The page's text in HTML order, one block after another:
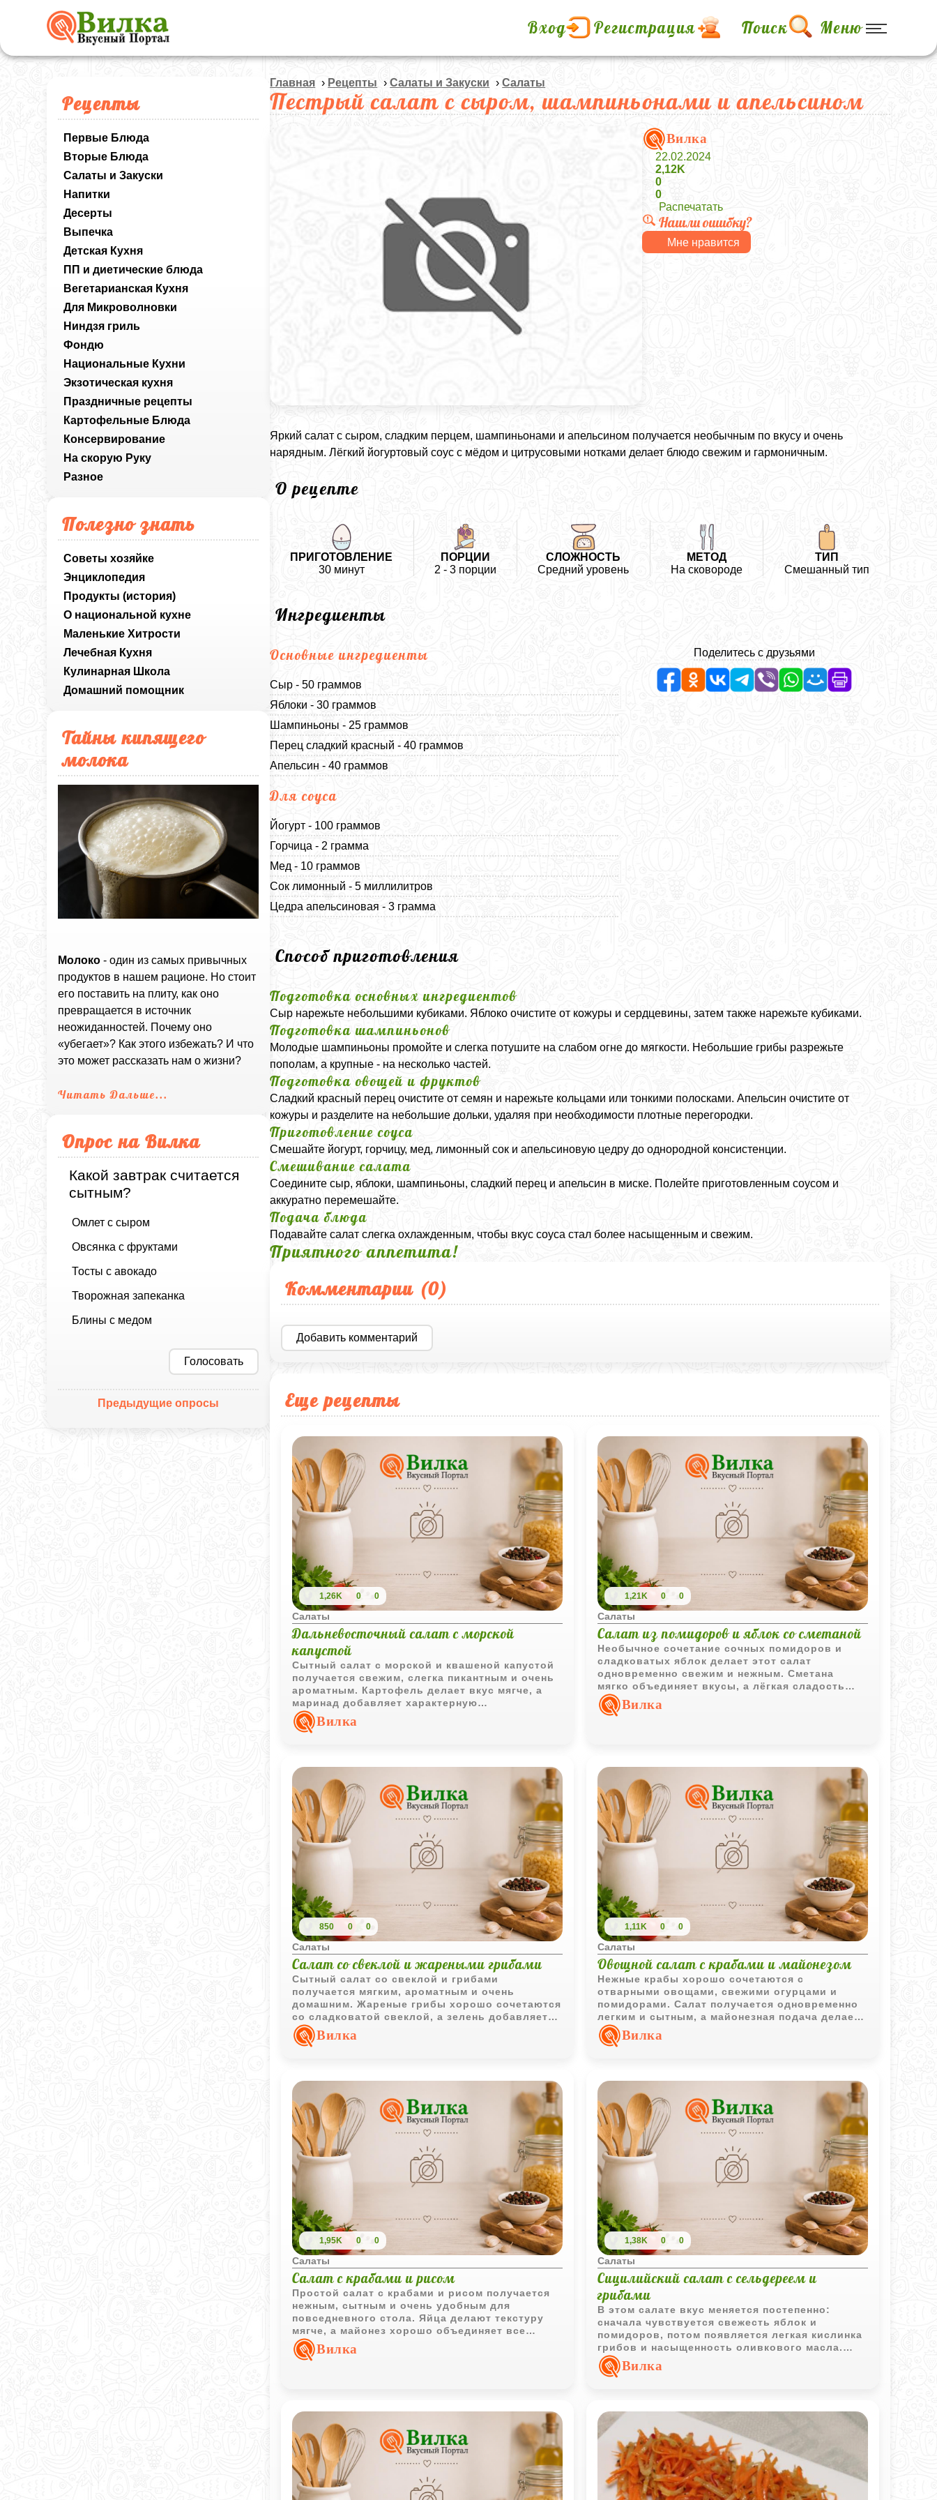
Вход Регистрация Поиск Меню
Рецепты
Первые Блюда
Вторые Блюда
Салаты и Закуски
Напитки
Десерты
Выпечка
Детская Кухня
ПП и диетические блюда
Вегетарианская Кухня
Для Микроволновки
Ниндзя гриль
Фондю
Национальные Кухни
Экзотическая кухня
Праздничные рецепты
Картофельные Блюда
Консервирование
На скорую Руку
Разное
Полезно знать
Советы хозяйке
Энциклопедия
Продукты (история)
О национальной кухне
Маленькие Хитрости
Лечебная Кухня
Кулинарная Школа
Домашний помощник
Тайны кипящего
молока
Молоко - один из самых привычных
продуктов в нашем рационе. Но стоит
его поставить на плиту, как оно
превращается в источник
неожиданностей. Почему оно
«убегает»? Как этого избежать? И что
это может рассказать нам о жизни?
Читать Дальше...
Опрос на Вилка
Какой завтрак считается
сытным?
Омлет с сыром
Овсянка с фруктами
Тосты с авокадо
Творожная запеканка
Блины с медом
Голосовать
Предыдущие опросы
Главная › Рецепты ›Салаты и Закуски ›Салаты
Пестрый салат с сыром, шампиньонами и апельсином
Вилка
22.02.2024
2,12K
0
0
Распечатать
Нашли ошибку?
Мне нравится
Яркий салат с сыром, сладким перцем, шампиньонами и апельсином получается необычным по вкусу и очень
нарядным. Лёгкий йогуртовый соус с мёдом и цитрусовыми нотками делает блюдо свежим и гармоничным.
О рецепте
ПРИГОТОВЛЕНИЕ
30 минут
ПОРЦИИ
2 - 3 порции
СЛОЖНОСТЬ
Средний уровень
МЕТОД
На сковороде
ТИП
Смешанный тип
Ингредиенты
Основные ингредиенты
Сыр - 50 граммов
Яблоки - 30 граммов
Шампиньоны - 25 граммов
Перец сладкий красный - 40 граммов
Апельсин - 40 граммов
Для соуса
Йогурт - 100 граммов
Горчица - 2 грамма
Мед - 10 граммов
Сок лимонный - 5 миллилитров
Цедра апельсиновая - 3 грамма
Поделитесь с друзьями
Способ приготовления
Подготовка основных ингредиентов
Сыр нарежьте небольшими кубиками. Яблоко очистите от кожуры и сердцевины, затем также нарежьте кубиками.
Подготовка шампиньонов
Молодые шампиньоны промойте и слегка потушите на слабом огне до мягкости. Небольшие грибы разрежьте
пополам, а крупные - на несколько частей.
Подготовка овощей и фруктов
Сладкий красный перец очистите от семян и нарежьте кольцами или тонкими полосками. Апельсин очистите от
кожуры и разделите на небольшие дольки, удаляя при необходимости плотные перегородки.
Приготовление соуса
Смешайте йогурт, горчицу, мед, лимонный сок и апельсиновую цедру до однородной консистенции.
Смешивание салата
Соедините сыр, яблоки, шампиньоны, сладкий перец и апельсин в миске. Полейте приготовленным соусом и
аккуратно перемешайте.
Подача блюда
Подавайте салат слегка охлажденным, чтобы вкус соуса стал более насыщенным и свежим.
Приятного аппетита!
Комментарии (0)
Добавить комментарий
Еще рецепты
1,26K 0 0
Салаты
Дальневосточный салат с морской
капустой
Сытный салат с морской и квашеной капустой
получается свежим, слегка пикантным и очень
ароматным. Картофель делает вкус мягче, а
маринад добавляет характерную
дальневосточную нотку.
Вилка
1,21K 0 0
Салаты
Салат из помидоров и яблок со сметаной
Необычное сочетание сочных помидоров и
сладковатых яблок делает этот салат
одновременно свежим и нежным. Сметана
мягко объединяет вкусы, а лёгкая сладость
хорошо подчёркивает кислинку томатов.
Вилка
850 0 0
Салаты
Салат со свеклой и жареными грибами
Сытный салат со свеклой и грибами
получается мягким, ароматным и очень
домашним. Жареные грибы хорошо сочетаются
со сладковатой свеклой, а зелень добавляет
свежий вкус.
Вилка
1,11K 0 0
Салаты
Овощной салат с крабами и майонезом
Нежные крабы хорошо сочетаются с
отварными овощами, свежими огурцами и
помидорами. Салат получается одновременно
легким и сытным, а майонезная подача делает
его особенно праздничным на вид.
Вилка
1,95K 0 0
Салаты
Салат с крабами и рисом
Простой салат с крабами и рисом получается
нежным, сытным и очень удобным для
повседневного стола. Яйца делают текстуру
мягче, а майонез хорошо объединяет все
ингредиенты.
Вилка
1,38K 0 0
Салаты
Сицилийский салат с сельдереем и
грибами
В этом салате вкус меняется постепенно:
сначала чувствуется свежесть яблок и
помидоров, потом появляется легкая кислинка
грибов и насыщенность оливкового масла.
Сельдерей делает текстуру плотнее и
интереснее, а маслины добавляют характерную
Вилка